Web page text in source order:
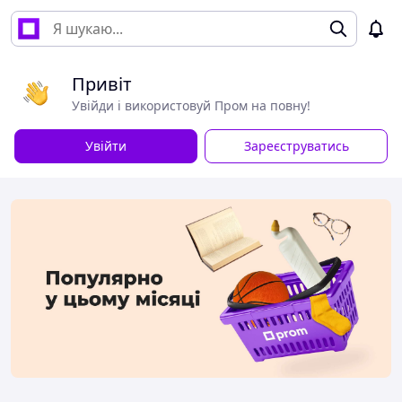
Привіт
Увійди і використовуй Пром на повну!
Увійти Зареєструватись